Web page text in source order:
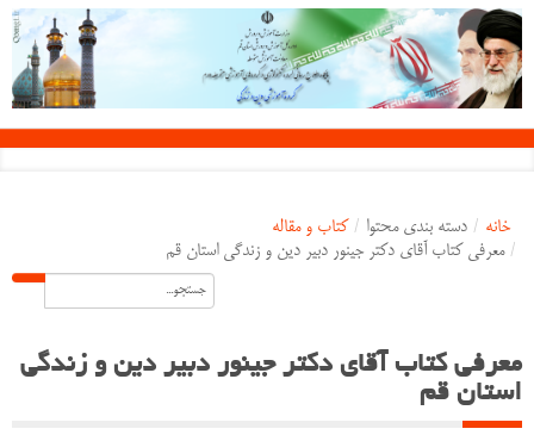
خانه / دسته بندی محتوا / کتاب و مقاله
/ معرفی کتاب آقای دکتر جینور دبیر دین و زندگی استان قم
معرفی کتاب آقای دکتر جینور دبیر دین و زندگی
استان قم